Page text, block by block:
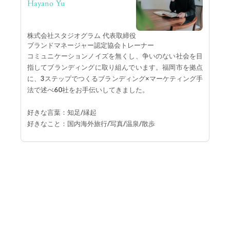
Hayano Yu
株式会社スタジオグラム 代表取締役
ブランドマネージャー認定協会トレーナー
コミュニケーションノイズを無くし、争いのない社会を目
指してブランディングに取り組んでいます。福岡市を拠点
に、3ステップでつくるブランディング×マーケティング手
法で述べ60社をお手伝いしてきました。
好きな言葉：知足/縁起
好きなこと：国内海外旅行/写真/温泉/散歩